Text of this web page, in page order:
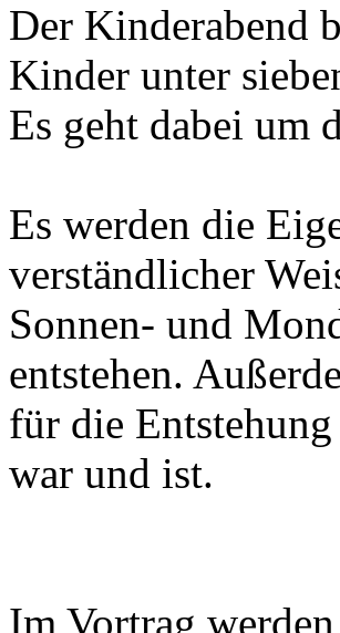
Der Kinderabend
Kinder unter
Es geht dabei um
Es werden die
verständlicher
Sonnen- und
entstehen.
für die
war und ist.
Im Vortrag